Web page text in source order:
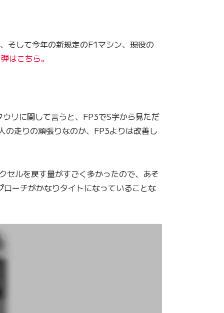
して今年の新規定のF1マシン、現役の
はこちら。
リに関して言うと、FP3でS字から見ただ
の走りの頑張りなのか、FP3よりは改善し
ルを戻す量がすごく多かったので、あそ
ーチがかなりタイトになっていることな